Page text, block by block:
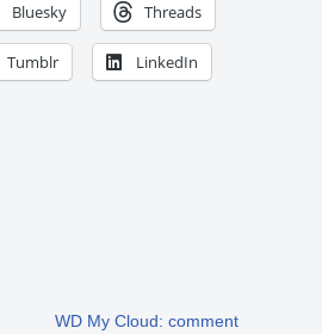
Bluesky Threads
Tumblr LinkedIn
WD My Cloud: comment